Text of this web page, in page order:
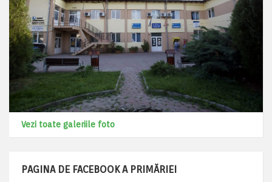
Vezi toate galeriile foto
PAGINA DE FACEBOOK A PRIMĂRIEI